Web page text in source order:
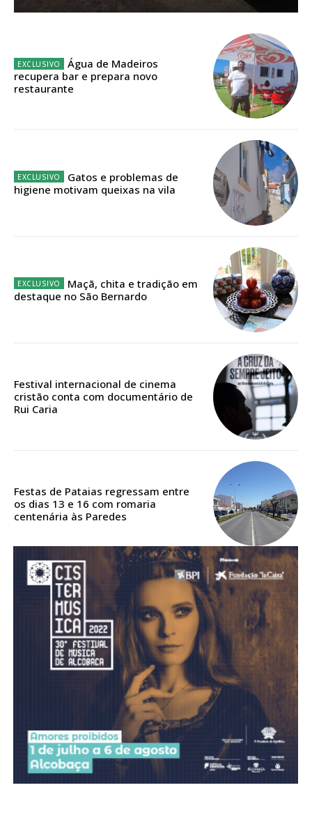
Escolha o plano de assinatura desejado:
32€
Edição em papel entregue à Quinta-feira em sua
casa
Acesso ao conteúdo online
Acesso aos conteúdos Exclusivos para
Escolha o plano
DIGITAL ANUAL
16
12 meses
Acesso ao conteúdo online
Acesso aos conteúdos Exclusivos para
assinantes
Ofertas para assinatura anual
Escolha o plano
Água de Madeiros
recupera bar e prepara novo
restaurante
Gatos e problemas de
higiene motivam queixas na vila
Maçã, chita e tradição em
destaque no São Bernardo
Festival internacional de cinema
cristão conta com documentário de
Rui Caria
Festas de Pataias regressam entre
os dias 13 e 16 com romaria
centenária às Paredes